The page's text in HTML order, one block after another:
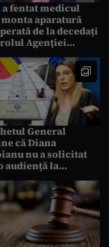
a fentat medicul
aparatură
de la decedați
Agenției
General
că Diana
nu a solicitat
audiență la
Chiriac.
Mediului
că a rămas
că nu primise
răspuns”